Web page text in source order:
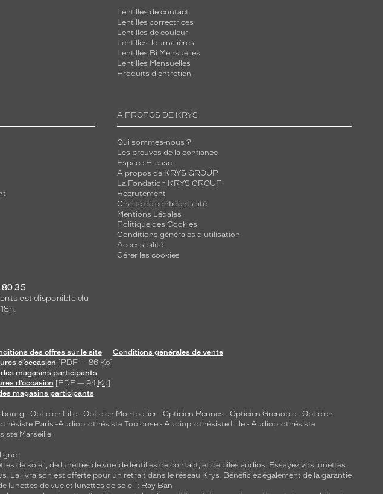
Lentilles de contact
Lentilles correctrices
Lentilles de couleur
Lentilles Journalières
Lentilles Bi Mensuelles
Lentilles Mensuelles
Produits d'entretien
A PROPOS DE KRYS
Qui sommes-nous ?
Les preuves de la confiance
Espace Presse
A propos de KRYS GROUP
La Fondation KRYS GROUP
Recrutement
Charte de confidentialité
Mentions Légales
Politique des Cookies
Conditions générales d'utilisation
Accessibilité
Gérer les cookies
80 35
est disponible du
des offres sur le site
Conditions générales de vente
d’occasion [PDF — 86 Ko]
des magasins participants
d’occasion [PDF — 94 Ko]
magasins participants
- Opticien Lille - Opticien Montpellier - Opticien Rennes - Opticien Grenoble - Opticien
Paris -Audioprothésiste Toulouse - Audioprothésiste Lille - Audioprothésiste
Marseille
:
de soleil, de lunettes de vue, de lentilles de contact, et de piles audios. Essayez vos lunettes
livraison est offerte pour un retrait dans le réseau Krys. Bénéficiez également de la garantie
lunettes de vue et lunettes de soleil : Ray Ban